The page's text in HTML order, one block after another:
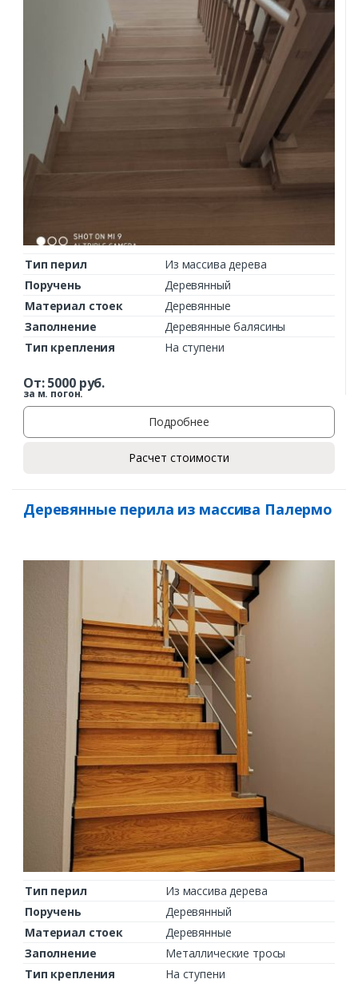
Тип перил
Из массива дерева
Поручень
Деревянный
Материал стоек
Деревянные
Заполнение
Деревянные балясины
Тип крепления
На ступени
От:5000руб.
за м. погон.
Подробнее
Расчет стоимости
Деревянные перила из массива Палермо
Тип перил
Из массива дерева
Поручень
Деревянный
Материал стоек
Деревянные
Заполнение
Металлические тросы
Тип крепления
На ступени